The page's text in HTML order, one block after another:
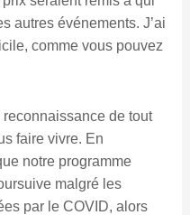
autres événements. J’ai
comme vous pouvez
de tout
faire vivre. En
notre programme
malgré les
par le COVID, alors